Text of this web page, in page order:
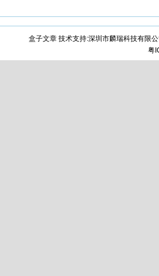
盒子文章 技术支持:深圳市麟瑞科技有限
粤